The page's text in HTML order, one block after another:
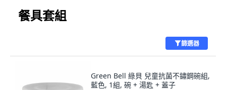
餐具套組
篩選器
Green Bell 綠貝 兒童抗菌不鏽鋼碗組,
藍色, 1組, 碗 + 湯匙 + 蓋子